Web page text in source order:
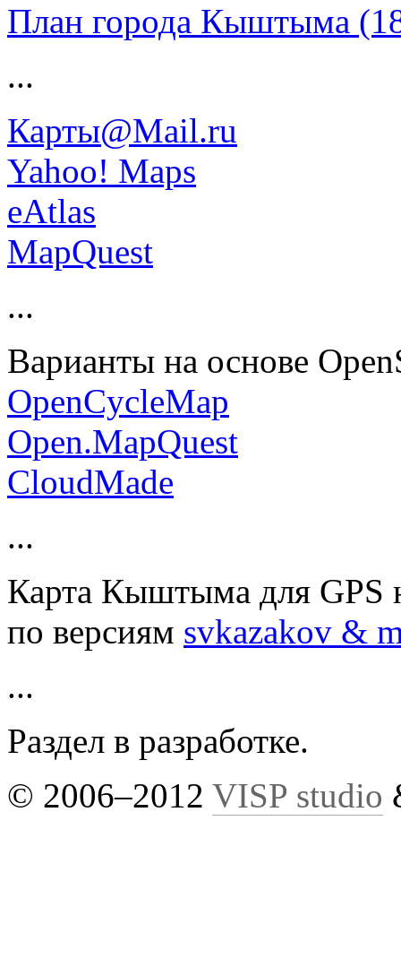
План города Кыштыма
...
Карты@Mail.ru
Yahoo! Maps
eAtlas
MapQuest
...
Варианты на основе
OpenCycleMap
Open.MapQuest
CloudMade
...
Карта Кыштыма для GPS
по версиям svkazakov &
...
Раздел в разработке.
© 2006–2012 VISP studio